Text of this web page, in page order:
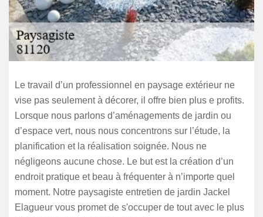
Le travail d’un professionnel en paysage extérieur ne
vise pas seulement à décorer, il offre bien plus e profits.
Lorsque nous parlons d’aménagements de jardin ou
d’espace vert, nous nous concentrons sur l’étude, la
planification et la réalisation soignée. Nous ne
négligeons aucune chose. Le but est la création d’un
endroit pratique et beau à fréquenter à n’importe quel
moment. Notre paysagiste entretien de jardin Jackel
Elagueur vous promet de s'occuper de tout avec le plus